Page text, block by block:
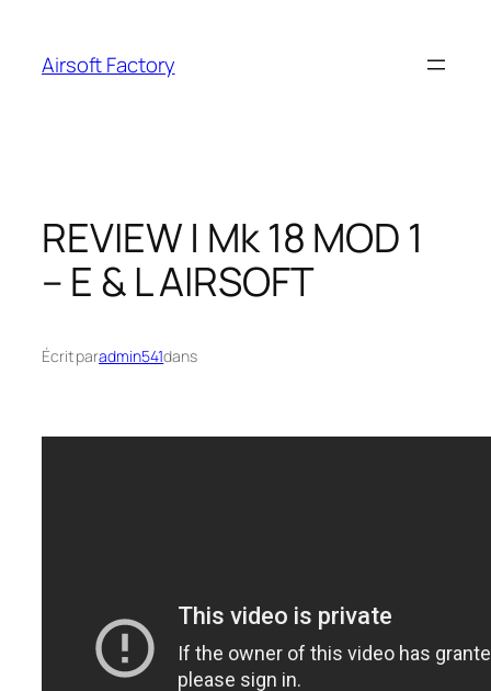
contenu
Airsoft Factory
REVIEW | Mk 18 MOD 1
– E & L AIRSOFT
Écrit paradmin541dans